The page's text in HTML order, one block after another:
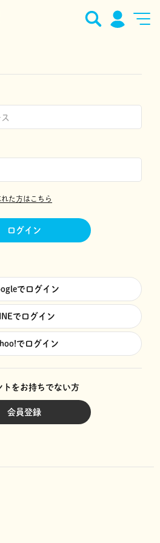
た方はこちら
ログイン
でログイン
でログイン
でログイン
トをお持ちでない方
会員登録